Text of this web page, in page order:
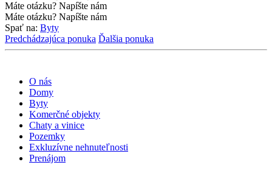
Máte otázku? Napíšte nám
Máte otázku? Napíšte nám
Spať na: Byty
Predchádzajúca ponuka Ďalšia ponuka
O nás
Domy
Byty
Komerčné objekty
Chaty a vinice
Pozemky
Exkluzívne nehnuteľnosti
Prenájom